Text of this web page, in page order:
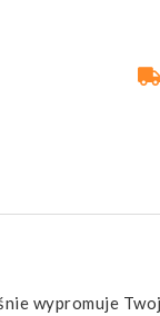
wypromuje